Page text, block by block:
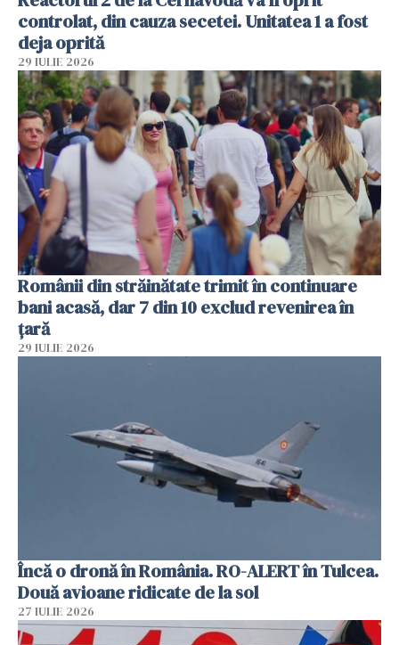
controlat, din cauza secetei. Unitatea 1 a fost
deja oprită
29 IULIE 2026
Românii din străinătate trimit în continuare
bani acasă, dar 7 din 10 exclud revenirea în
țară
29 IULIE 2026
Încă o dronă în România. RO-ALERT în Tulcea.
Două avioane ridicate de la sol
27 IULIE 2026